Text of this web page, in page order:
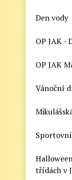
Den vody
OP JAK -
OP JAK
Vánoční
třídách v